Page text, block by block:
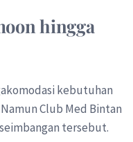
hingga
kebutuhan
Club Med Bintan
tersebut.